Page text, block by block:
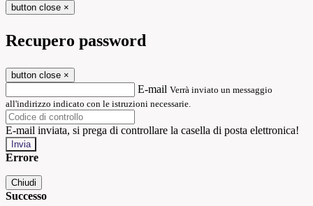
button close ×
Recupero password
button close ×
E-mail Verrà inviato un messaggio
all'indirizzo indicato con le istruzioni necessarie.
E-mail inviata, si prega di controllare la casella di posta elettronica!
Errore
Chiudi
Successo